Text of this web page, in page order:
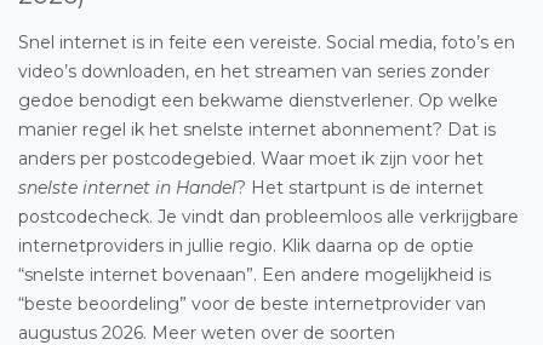
Snel internet is in feite een vereiste. Social media, foto’s en
video’s downloaden, en het streamen van series zonder
gedoe benodigt een bekwame dienstverlener. Op welke
manier regel ik het snelste internet abonnement? Dat is
anders per postcodegebied. Waar moet ik zijn voor het
snelste internet in Handel? Het startpunt is de internet
postcodecheck. Je vindt dan probleemloos alle verkrijgbare
internetproviders in jullie regio. Klik daarna op de optie
“snelste internet bovenaan”. Een andere mogelijkheid is
“beste beoordeling” voor de beste internetprovider van
augustus 2026. Meer weten over de soorten